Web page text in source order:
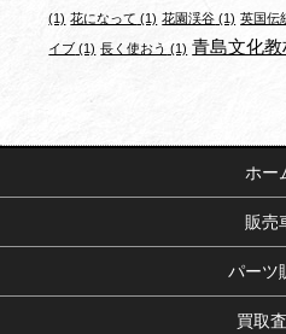
(1) 花になって (1) 花園渓谷 (1) 英国伝
イブ (1) 長く使おう (1) 青島文化教
ホー
販売
パーツ
買取